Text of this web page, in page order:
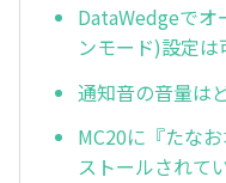
DataWedgeでオ
ンモード)設定は
通知音の音量は
MC20に『たな
ストールされて